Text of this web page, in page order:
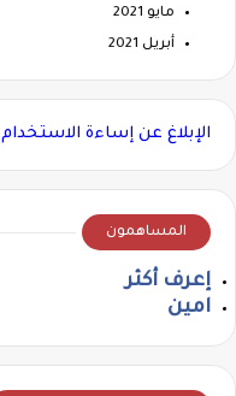
مايو 2021
أبريل 2021
الإبلاغ عن إساءة الاستخدام
المساهمون
إعرف أكثر
امين